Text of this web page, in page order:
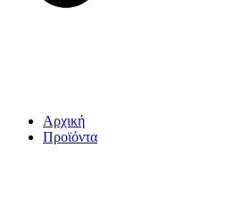
Αρχική
Προϊόντα